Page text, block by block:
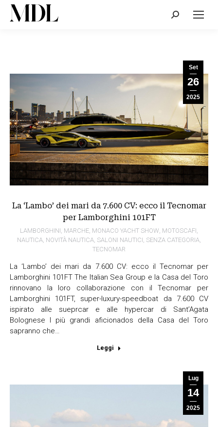
Cerca:
Set
26
2025
La ‘Lambo’ dei mari da 7.600 CV: ecco il Tecnomar
per Lamborghini 101FT
LAMBORGHINI, MARCHE, MONACO YACHT SHOW, MOTOSCAFI,
NAUTICA, NOVITÀ NAUTICA, SALONI NAUTICI, SENZA CATEGORIA,
TECNOMAR
La ‘Lambo’ dei mari da 7.600 CV: ecco il Tecnomar per
Lamborghini 101FT The Italian Sea Group e la Casa del Toro
rinnovano la loro collaborazione con il Tecnomar per
Lamborghini 101FT, super-luxury-speedboat da 7.600 CV
ispirato alle sueprcar e alle hypercar di Sant’Agata
Bolognese I più grandi aficionados della Casa del Toro
sapranno che…
Leggi
Lug
14
2025